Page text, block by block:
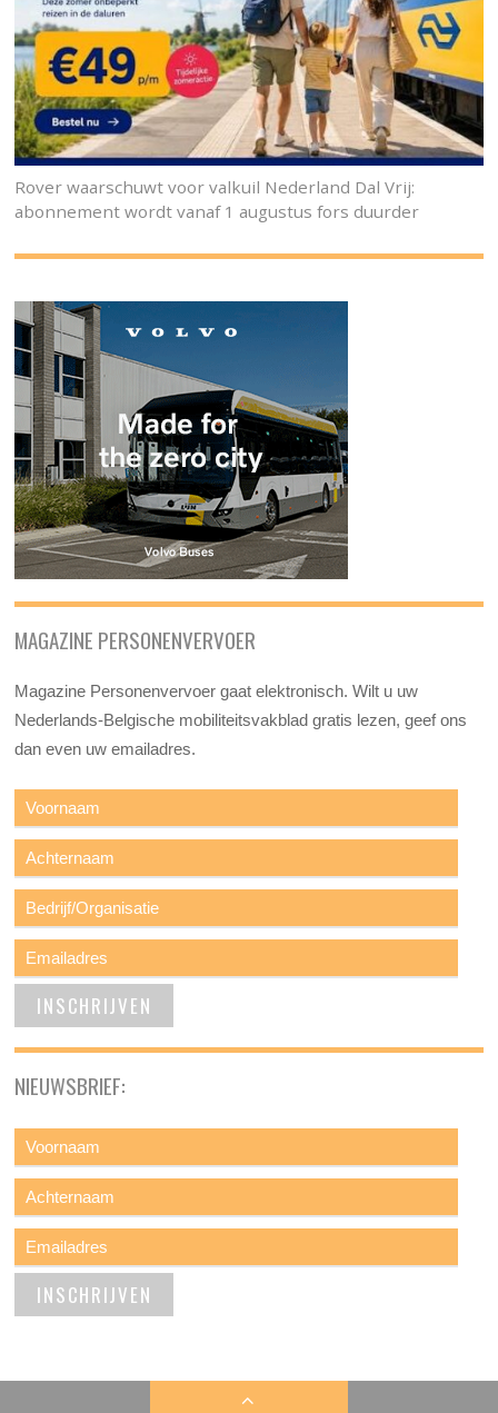
Rover waarschuwt voor valkuil Nederland Dal Vrij:
abonnement wordt vanaf 1 augustus fors duurder
MAGAZINE PERSONENVERVOER
Magazine Personenvervoer gaat elektronisch. Wilt u uw
Nederlands-Belgische mobiliteitsvakblad gratis lezen, geef ons
dan even uw emailadres.
NIEUWSBRIEF: